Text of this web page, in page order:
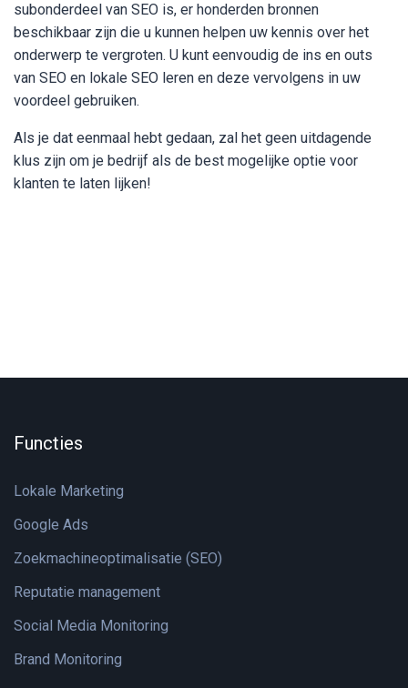
subonderdeel van SEO is, er honderden bronnen
beschikbaar zijn die u kunnen helpen uw kennis over het
onderwerp te vergroten. U kunt eenvoudig de ins en outs
van SEO en lokale SEO leren en deze vervolgens in uw
voordeel gebruiken.
Als je dat eenmaal hebt gedaan, zal het geen uitdagende
klus zijn om je bedrijf als de best mogelijke optie voor
klanten te laten lijken!
Functies
Lokale Marketing
Google Ads
Zoekmachineoptimalisatie (SEO)
Reputatie management
Social Media Monitoring
Brand Monitoring